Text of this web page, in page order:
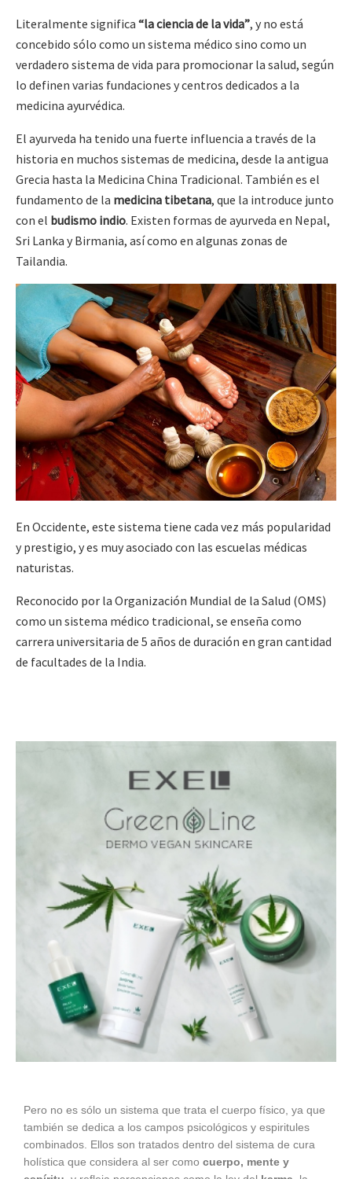
Literalmente significa “la ciencia de la vida”, y no está
concebido sólo como un sistema médico sino como un
verdadero sistema de vida para promocionar la salud, según
lo definen varias fundaciones y centros dedicados a la
medicina ayurvédica.
El ayurveda ha tenido una fuerte influencia a través de la
historia en muchos sistemas de medicina, desde la antigua
Grecia hasta la Medicina China Tradicional. También es el
fundamento de la medicina tibetana, que la introduce junto
con el budismo indio. Existen formas de ayurveda en Nepal,
Sri Lanka y Birmania, así como en algunas zonas de
Tailandia.
En Occidente, este sistema tiene cada vez más popularidad
y prestigio, y es muy asociado con las escuelas médicas
naturistas.
Reconocido por la Organización Mundial de la Salud (OMS)
como un sistema médico tradicional, se enseña como
carrera universitaria de 5 años de duración en gran cantidad
de facultades de la India.
Pero no es sólo un sistema que trata el cuerpo físico, ya que
también se dedica a los campos psicológicos y espiritules
combinados. Ellos son tratados dentro del sistema de cura
holística que considera al ser como cuerpo, mente y